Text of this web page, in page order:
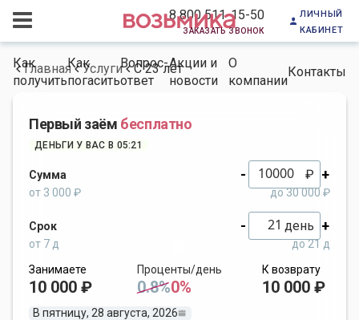
8 800 511-15-50
заказать звонок
личный
кабинет
Как
получить
Как
погасить
Вопрос-
ответ
Акции и
новости
О
компании
Контакты
Главная Услуги С 23 лет
Первый заём бесплатно
ДЕНЬГИ У ВАС В 05:21
Сумма - ₽ +
от 3 000 ₽ до 30 000 ₽
Срок - день +
от 7 д
до 21 д
Занимаете
10 000 ₽
Проценты/день
0.8%0%
К возврату
10 000 ₽
В пятницу, 28 августа, 2026